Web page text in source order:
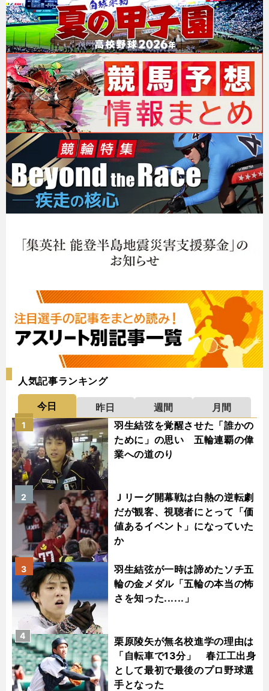
人気記事ランキング
今日 昨日 週間
月間
羽生結弦を覚醒させた「誰かの
ために」の思い 五輪連覇の偉
業への道のり
1
Ｊリーグ開幕戦は白熱の逆転劇
だが観客、視聴者にとって「価
値あるイベント」になっていた
か
2
羽生結弦が一時は諦めたソチ五
輪の金メダル「五輪の本当の怖
さを知った......」
3
栗原陵矢が無名校進学の理由は
「自転車で13分」 春江工出身
として最初で最後のプロ野球選
手となった
4